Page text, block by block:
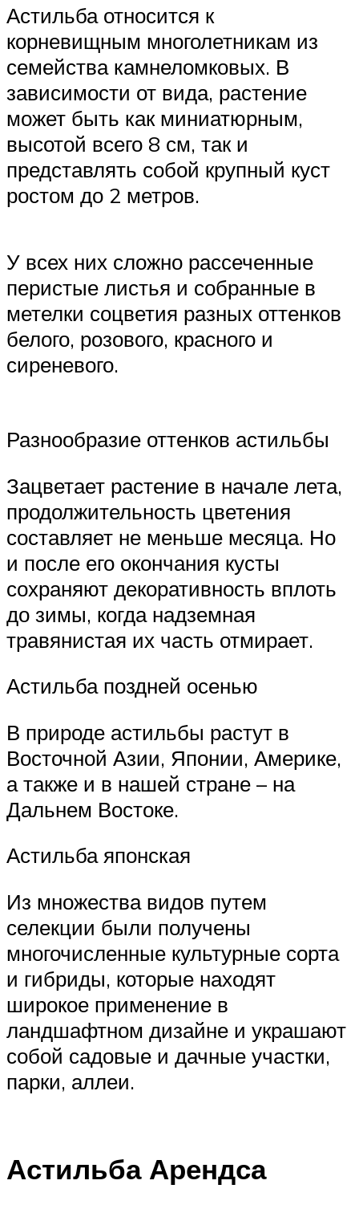
Астильба относится к
корневищным многолетникам из
семейства камнеломковых. В
зависимости от вида, растение
может быть как миниатюрным,
высотой всего 8 см, так и
представлять собой крупный куст
ростом до 2 метров.
У всех них сложно рассеченные
перистые листья и собранные в
метелки соцветия разных оттенков
белого, розового, красного и
сиреневого.
Разнообразие оттенков астильбы
Зацветает растение в начале лета,
продолжительность цветения
составляет не меньше месяца. Но
и после его окончания кусты
сохраняют декоративность вплоть
до зимы, когда надземная
травянистая их часть отмирает.
Астильба поздней осенью
В природе астильбы растут в
Восточной Азии, Японии, Америке,
а также и в нашей стране – на
Дальнем Востоке.
Астильба японская
Из множества видов путем
селекции были получены
многочисленные культурные сорта
и гибриды, которые находят
широкое применение в
ландшафтном дизайне и украшают
собой садовые и дачные участки,
парки, аллеи.
Астильба Арендса